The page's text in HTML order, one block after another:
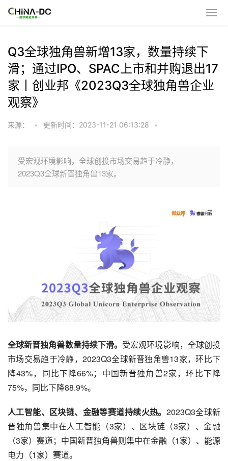
Q3全球独角兽新增13家，数量持续下
滑；通过IPO、SPAC上市和并购退出17
家丨创业邦《2023Q3全球独角兽企业
观察》
来源： • 更新时间：2023-11-21 06:13:28 •
受宏观环境影响，全球创投市场交易趋于冷静，
2023Q3全球新晋独角兽13家。
全球新晋独角兽数量持续下滑。 受宏观环境影响，全球创投
市场交易趋于冷静，2023Q3全球新晋独角兽13家，环比下
降43%，同比下降66%；中国新晋独角兽2家，环比下降
75%，同比下降88.9%。
人工智能、区块链、金融等赛道持续火热。 2023Q3全球新
晋独角兽集中在人工智能（3家）、区块链（3家）、金融
（3家）赛道；中国新晋独角兽则集中在金融（1家）、能源
电力（1家）赛道。